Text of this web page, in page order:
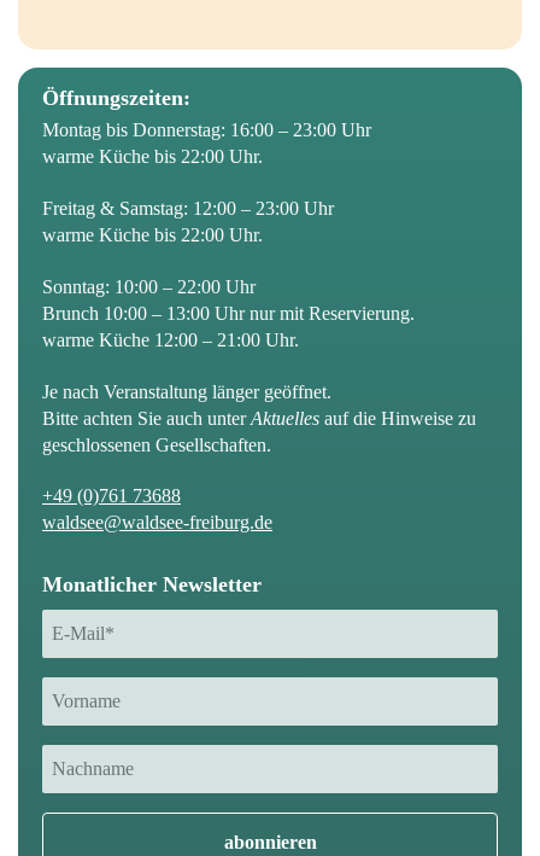
Öffnungszeiten:
Montag bis Donnerstag: 16:00 – 23:00 Uhr
warme Küche bis 22:00 Uhr.
Freitag & Samstag: 12:00 – 23:00 Uhr
warme Küche bis 22:00 Uhr.
Sonntag: 10:00 – 22:00 Uhr
Brunch 10:00 – 13:00 Uhr nur mit Reservierung.
warme Küche 12:00 – 21:00 Uhr.
Je nach Veranstaltung länger geöffnet.
Bitte achten Sie auch unterAktuelles auf die Hinweise zu
geschlossenen Gesellschaften.
+49 (0)761 73688
waldsee@waldsee-freiburg.de
Monatlicher Newsletter
*